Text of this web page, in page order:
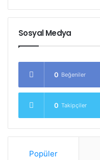
taşeron sistemi grev
Sosyal Medya
0 Beğeniler
0 Takipçiler
Popüler